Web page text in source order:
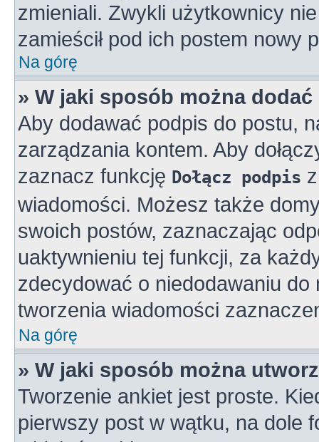
zmieniali. Zwykli użytkownicy
zamieścił pod ich postem nowy
Na górę
» W jaki sposób można
Aby dodawać podpis do postu,
zarządzania kontem. Aby
zaznacz funkcję Dołącz podpis
wiadomości. Możesz także
swoich postów, zaznaczając
uaktywnieniu tej funkcji, za
zdecydować o niedodawaniu
tworzenia wiadomości
Na górę
» W jaki sposób można
Tworzenie ankiet jest proste.
pierwszy post w wątku, na dole